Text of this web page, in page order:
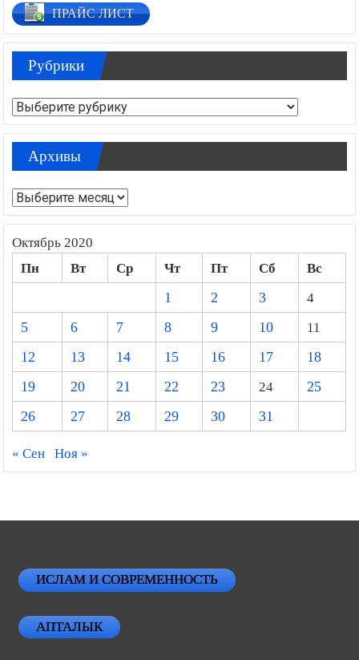
ПРАЙС ЛИСТ
Рубрики
Рубрики
Архивы
Архивы
Октябрь 2020
Пн Вт Ср Чт Пт Сб
Вс
1
2 3
4
5
6 7 8 9 10
11
12
13 14 15 16 17
18
19
20 21 22 23 24
25
26
27 28 29 30 31
« Сен Ноя »
ИСЛАМ И СОВРЕМЕННОСТЬ
АПТАЛЫК